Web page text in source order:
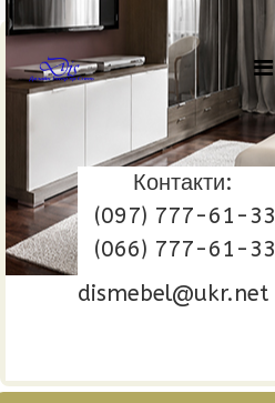
Контакти:
(097) 777-61-33
(066) 777-61-33
dismebel@ukr.net